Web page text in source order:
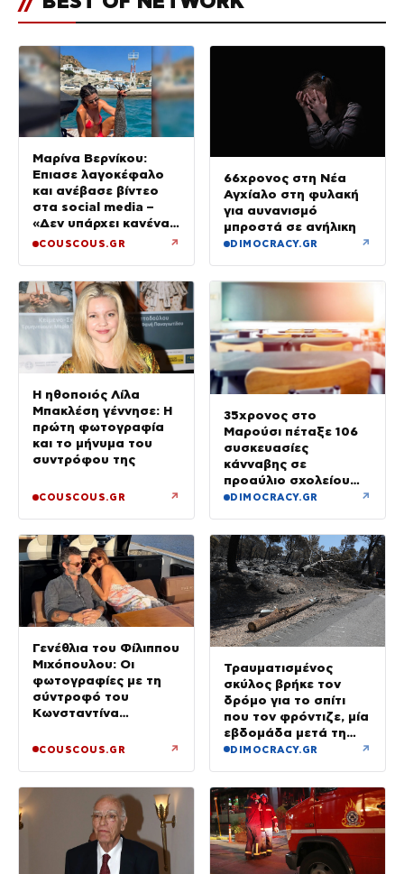
Μαρίνα Βερνίκου:
Έπιασε λαγοκέφαλο
και ανέβασε βίντεο
στα social media –
«Δεν υπάρχει κανένας
λόγος να φοβόμαστε»
COUSCOUS.GR ↗
66χρονος στη Νέα
Αγχίαλο στη φυλακή
για αυνανισμό
μπροστά σε ανήλικη
DIMOCRACY.GR ↗
Η ηθοποιός Λίλα
Μπακλέση γέννησε: Η
πρώτη φωτογραφία
και το μήνυμα του
συντρόφου της
COUSCOUS.GR ↗
35χρονος στο
Μαρούσι πέταξε 106
συσκευασίες
κάνναβης σε
προαύλιο σχολείου
και έφυγε μόλις είδε
DIMOCRACY.GR ↗
Γενέθλια του Φίλιππου
Μιχόπουλου: Οι
φωτογραφίες με τη
σύντροφό του
Κωνσταντίνα
δημόσιο «Σ’ αγαπώ»
COUSCOUS.GR ↗
Τραυματισμένος
σκύλος βρήκε τον
δρόμο για το σπίτι
που τον φρόντιζε, μία
εβδομάδα μετά τη
φωτιά στο Πόρτο
DIMOCRACY.GR ↗